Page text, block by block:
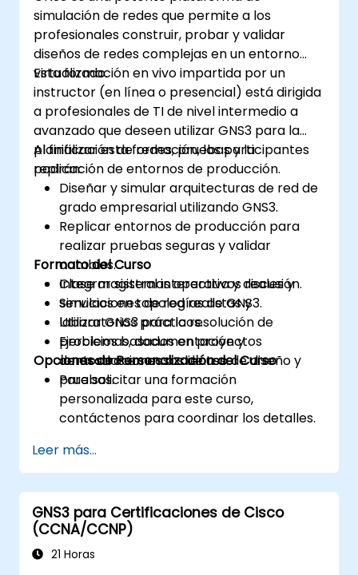
simulación de redes que permite a los
profesionales construir, probar y validar
diseños de redes complejas en un entorno
virtualizado.
Esta formación en vivo impartida por un
instructor (en línea o presencial) está dirigida
a profesionales de TI de nivel intermedio a
avanzado que deseen utilizar GNS3 para la
planificación de redes, pruebas y la
replicación de entornos de producción.
Al finalizar esta formación, los participantes
podrán:
Diseñar y simular arquitecturas de red de
grado empresarial utilizando GNS3.
Replicar entornos de producción para
realizar pruebas seguras y validar
cambios.
Integrar sistemas operativos reales y
servicios en topologías de GNS3.
Utilizar GNS3 para la resolución de
problemas, documentación y
demostraciones a clientes.
Formato del Curso
Clase magistral interactiva y discusión.
Simulaciones de red realistas y
laboratorios prácticos.
Ejercicios basados en proyectos
centrados en casos de uso de diseño y
pruebas.
Opciones de Personalización del Curso
Para solicitar una formación
personalizada para este curso,
contáctenos para coordinar los detalles.
Leer más...
GNS3 para Certificaciones de Cisco
(CCNA/CCNP)
21 Horas